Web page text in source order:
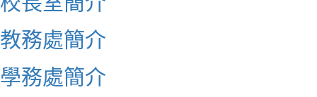
教務處簡介
學務處簡介